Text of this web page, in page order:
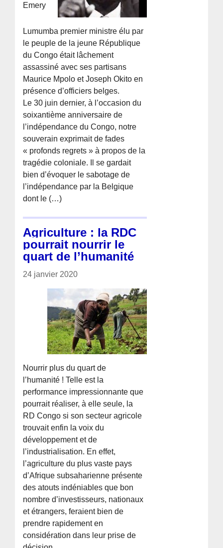
Emery
Lumumba premier ministre élu par
le peuple de la jeune République
du Congo était lâchement
assassiné avec ses partisans
Maurice Mpolo et Joseph Okito en
présence d’officiers belges.
Le 30 juin dernier, à l’occasion du
soixantième anniversaire de
l’indépendance du Congo, notre
souverain exprimait de fades
« profonds regrets » à propos de la
tragédie coloniale. Il se gardait
bien d’évoquer le sabotage de
l’indépendance par la Belgique
dont le (…)
Agriculture : la RDC
pourrait nourrir le
quart de l’humanité
24 janvier 2020
Nourrir plus du quart de
l’humanité ! Telle est la
performance impressionnante que
pourrait réaliser, à elle seule, la
RD Congo si son secteur agricole
trouvait enfin la voix du
développement et de
l’industrialisation. En effet,
l’agriculture du plus vaste pays
d’Afrique subsaharienne présente
des atouts indéniables que bon
nombre d’investisseurs, nationaux
et étrangers, feraient bien de
prendre rapidement en
considération dans leur prise de